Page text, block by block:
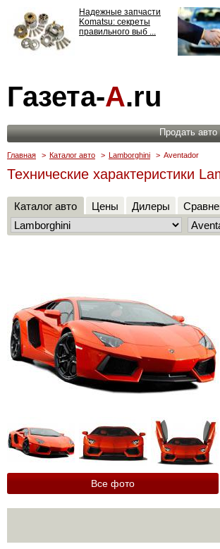
Надежные запчасти
Komatsu: секреты
правильного выб ...
ответственности: все,
что нужно знать ...
Газета-А.ru
Продать авто
Главная > Каталог авто > Lamborghini > Aventador
Технические характеристики
Каталог авто Цены Дилеры
Все фото